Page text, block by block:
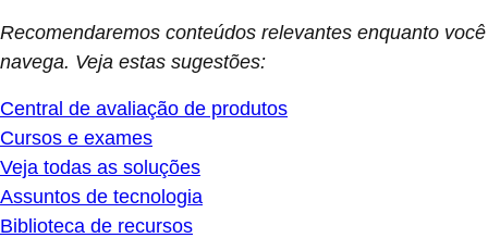
Recomendaremos conteúdos relevantes enquanto você
navega. Veja estas sugestões:
Central de avaliação de produtos
Cursos e exames
Veja todas as soluções
Assuntos de tecnologia
Biblioteca de recursos